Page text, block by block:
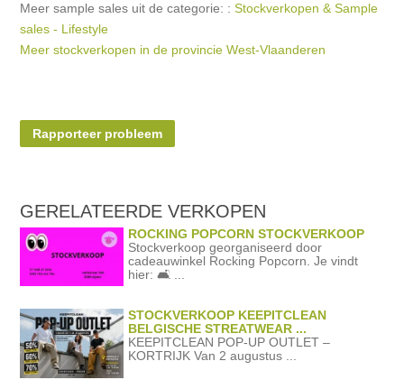
Meer sample sales uit de categorie: :Stockverkopen & Sample
sales - Lifestyle
Meer stockverkopen in de provincie West-Vlaanderen
Rapporteer probleem
GERELATEERDEVERKOPEN
ROCKING POPCORN STOCKVERKOOP
Stockverkoop georganiseerd door
cadeauwinkel Rocking Popcorn. Je vindt
hier: 🛋️ ...
STOCKVERKOOP KEEPITCLEAN
BELGISCHE STREATWEAR ...
KEEPITCLEAN POP-UP OUTLET –
KORTRIJK Van 2 augustus ...